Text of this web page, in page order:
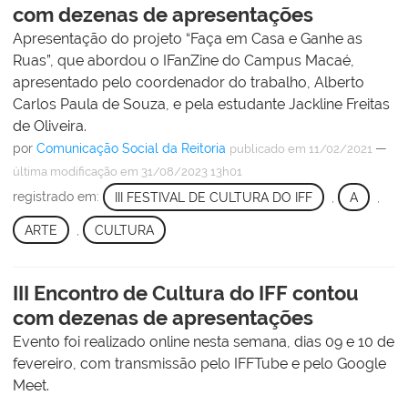
com dezenas de apresentações
Apresentação do projeto “Faça em Casa e Ganhe as
Ruas”, que abordou o IFanZine do Campus Macaé,
apresentado pelo coordenador do trabalho, Alberto
Carlos Paula de Souza, e pela estudante Jackline Freitas
de Oliveira.
por Comunicação Social da Reitoria publicado em 11/02/2021 —
última modificação em 31/08/2023 13h01
registrado em: III FESTIVAL DE CULTURA DO IFF A
ARTE CULTURA
III Encontro de Cultura do IFF contou
com dezenas de apresentações
Evento foi realizado online nesta semana, dias 09 e 10 de
fevereiro, com transmissão pelo IFFTube e pelo Google
Meet.